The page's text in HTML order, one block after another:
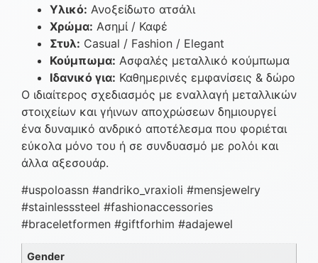
Υλικό: Ανοξείδωτο ατσάλι
Χρώμα: Ασημί / Καφέ
Στυλ: Casual / Fashion / Elegant
Κούμπωμα: Ασφαλές μεταλλικό κούμπωμα
Ιδανικό για: Καθημερινές εμφανίσεις & δώρο
Ο ιδιαίτερος σχεδιασμός με εναλλαγή μεταλλικών
στοιχείων και γήινων αποχρώσεων δημιουργεί
ένα δυναμικό ανδρικό αποτέλεσμα που φοριέται
εύκολα μόνο του ή σε συνδυασμό με ρολόι και
άλλα αξεσουάρ.
#uspoloassn #andriko_vraxioli #mensjewelry
#stainlesssteel #fashionaccessories
#braceletformen #giftforhim #adajewel
Gender